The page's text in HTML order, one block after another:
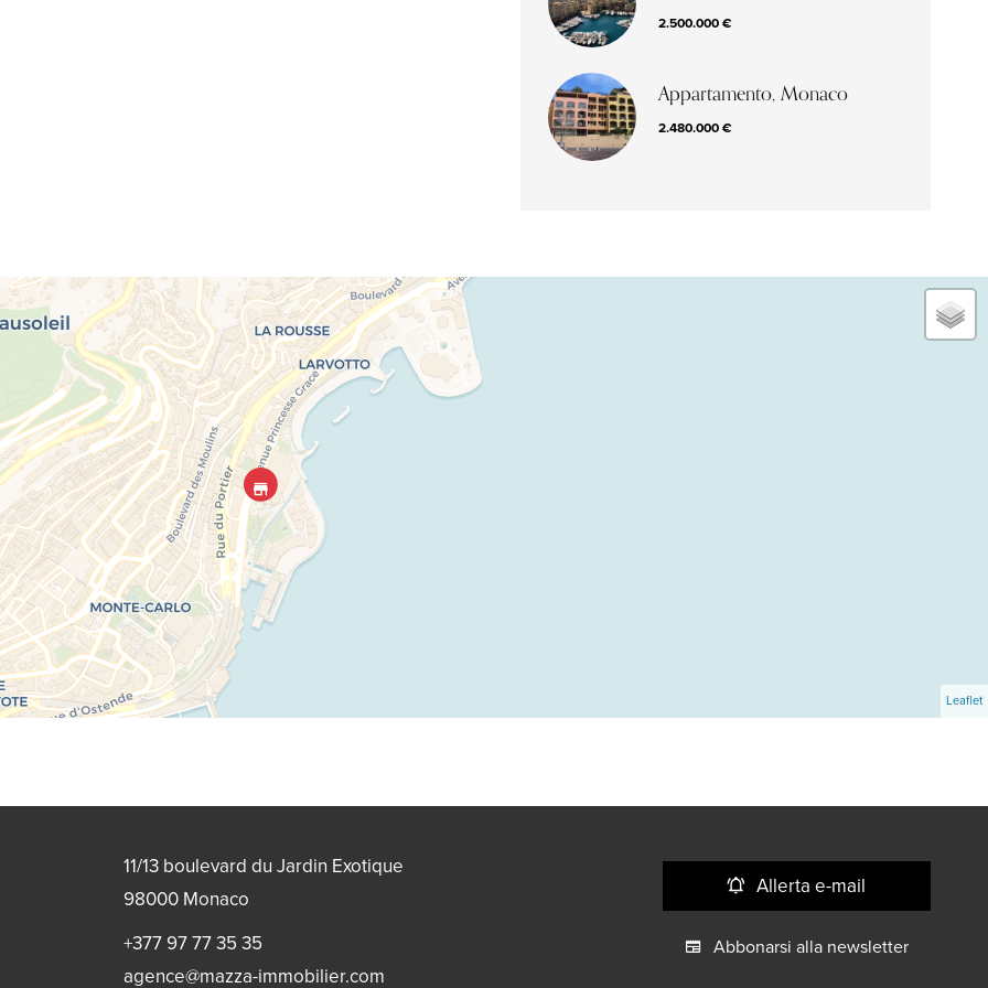
2.500.000 €
Appartamento, Monaco
2.480.000 €
Leaflet
11/13 boulevard du Jardin Exotique
98000Monaco
+377 97 77 35 35
agence@mazza-immobilier.com
Allerta e-mail
Abbonarsi alla newsletter